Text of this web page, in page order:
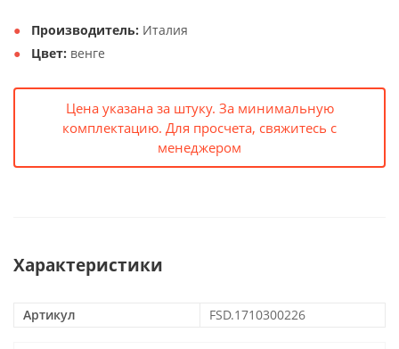
Производитель: Италия
Цвет: венге
Цена указана за штуку. За минимальную
комплектацию. Для просчета, свяжитесь с
менеджером
Характеристики
Артикул FSD.1710300226